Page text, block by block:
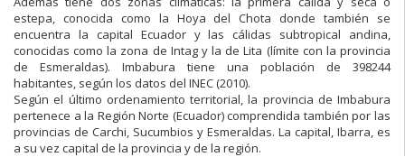
estepa, conocida como la Hoya del Chota donde también se
encuentra la capital Ecuador y las cálidas subtropical andina,
conocidas como la zona de Intag y la de Lita (límite con la provincia
de Esmeraldas). Imbabura tiene una población de 398244
habitantes, según los datos del INEC (2010).
Según el último ordenamiento territorial, la provincia de Imbabura
pertenece a la Región Norte (Ecuador) comprendida también por las
provincias de Carchi, Sucumbios y Esmeraldas. La capital, Ibarra, es
a su vez capital de la provincia y de la región.